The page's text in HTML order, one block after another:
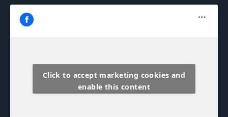
Click to accept marketing cookies and
enable this content